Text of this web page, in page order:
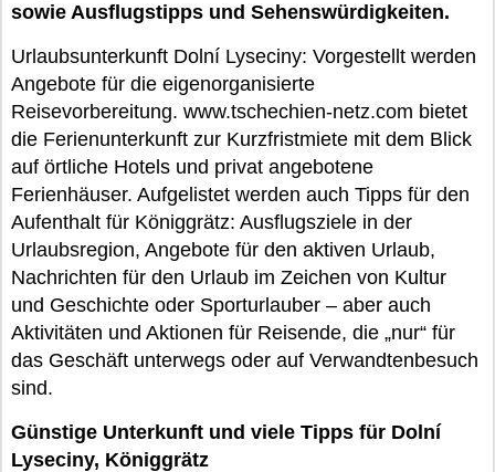
sowie Ausflugstipps und Sehenswürdigkeiten.
Urlaubsunterkunft Dolní Lyseciny: Vorgestellt werden
Angebote für die eigenorganisierte
Reisevorbereitung. www.tschechien-netz.com bietet
die Ferienunterkunft zur Kurzfristmiete mit dem Blick
auf örtliche Hotels und privat angebotene
Ferienhäuser. Aufgelistet werden auch Tipps für den
Aufenthalt für Königgrätz: Ausflugsziele in der
Urlaubsregion, Angebote für den aktiven Urlaub,
Nachrichten für den Urlaub im Zeichen von Kultur
und Geschichte oder Sporturlauber – aber auch
Aktivitäten und Aktionen für Reisende, die „nur“ für
das Geschäft unterwegs oder auf Verwandtenbesuch
sind.
Günstige Unterkunft und viele Tipps für Dolní
Lyseciny, Königgrätz